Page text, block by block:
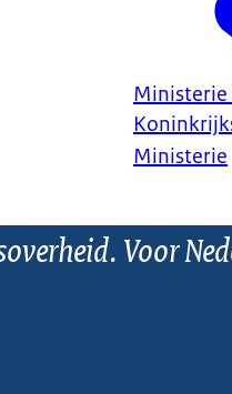
Ministerie
Ministerie
Voor